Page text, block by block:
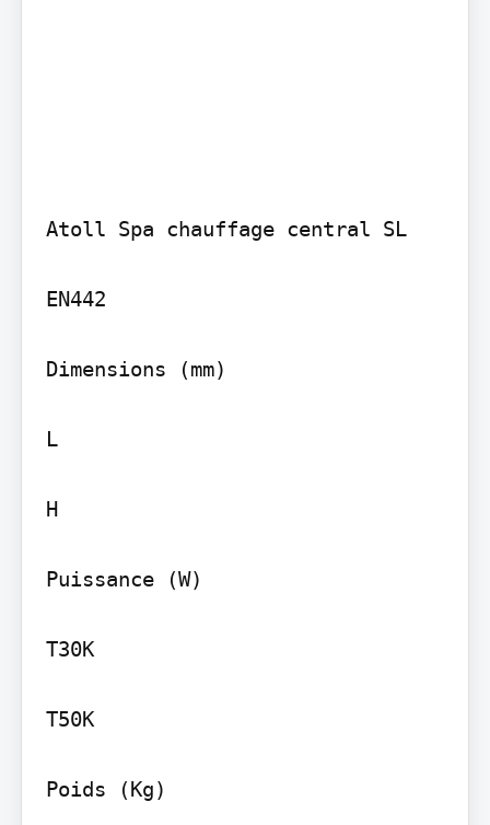
Atoll Spa chauffage central SL
EN442
Dimensions (mm)
L
H
Puissance (W)
T30K
T50K
Poids (Kg)